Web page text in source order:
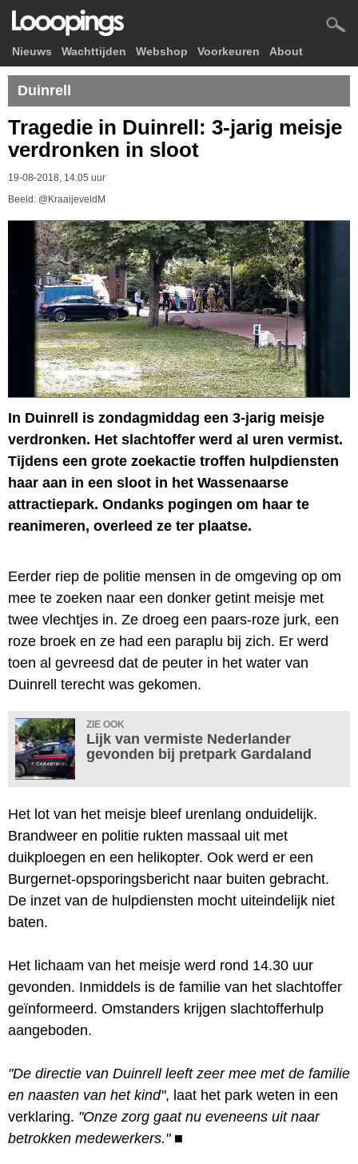
Nieuws Wachttijden Webshop Voorkeuren About
Duinrell
Tragedie in Duinrell: 3-jarig meisje
verdronken in sloot
19-08-2018, 14.05 uur
Beeld: @KraaijeveldM
In Duinrell is zondagmiddag een 3-jarig meisje
verdronken. Het slachtoffer werd al uren vermist.
Tijdens een grote zoekactie troffen hulpdiensten
haar aan in een sloot in het Wassenaarse
attractiepark. Ondanks pogingen om haar te
reanimeren, overleed ze ter plaatse.
Eerder riep de politie mensen in de omgeving op om
mee te zoeken naar een donker getint meisje met
twee vlechtjes in. Ze droeg een paars-roze jurk, een
roze broek en ze had een paraplu bij zich. Er werd
toen al gevreesd dat de peuter in het water van
Duinrell terecht was gekomen.
ZIE OOK
Lijk van vermiste Nederlander
gevonden bij pretpark Gardaland
Het lot van het meisje bleef urenlang onduidelijk.
Brandweer en politie rukten massaal uit met
duikploegen en een helikopter. Ook werd er een
Burgernet-opsporingsbericht naar buiten gebracht.
De inzet van de hulpdiensten mocht uiteindelijk niet
baten.
Het lichaam van het meisje werd rond 14.30 uur
gevonden. Inmiddels is de familie van het slachtoffer
geïnformeerd. Omstanders krijgen slachtofferhulp
aangeboden.
"De directie van Duinrell leeft zeer mee met de familie
en naasten van het kind", laat het park weten in een
verklaring. "Onze zorg gaat nu eveneens uit naar
betrokken medewerkers." ■